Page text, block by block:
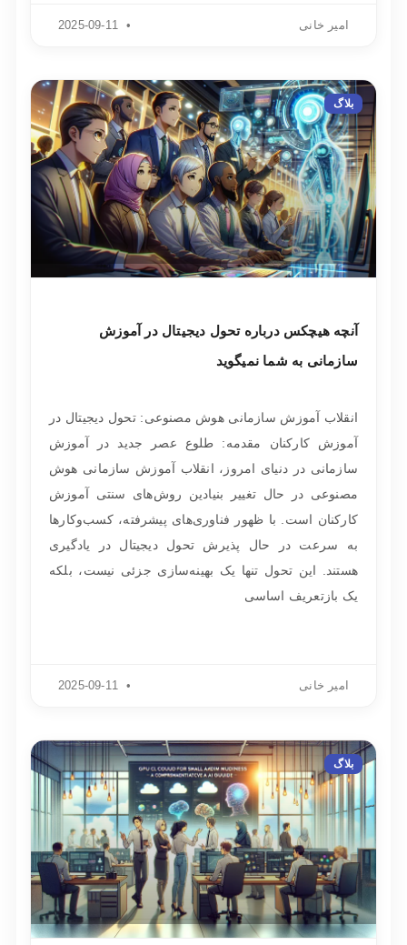
امیر خانی
بلاگ
آنچه هیچکس درباره تحول دیجیتال در آموزش
سازمانی به شما نمیگوید
انقلاب آموزش سازمانی هوش مصنوعی: تحول دیجیتال در
آموزش کارکنان مقدمه: طلوع عصر جدید در آموزش
سازمانی در دنیای امروز، انقلاب آموزش سازمانی هوش
مصنوعی در حال تغییر بنیادین روش‌های سنتی آموزش
کارکنان است. با ظهور فناوری‌های پیشرفته، کسب‌وکارها
به سرعت در حال پذیرش تحول دیجیتال در یادگیری
هستند. این تحول تنها یک بهینه‌سازی جزئی نیست، بلکه
یک بازتعریف اساسی
امیر خانی
بلاگ